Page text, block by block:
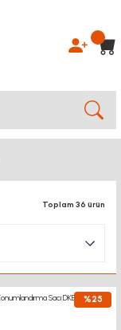
Toplam 36 ürün
%25